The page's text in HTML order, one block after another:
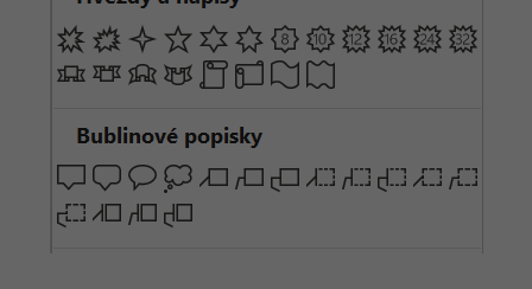
Ostatní
Fórum